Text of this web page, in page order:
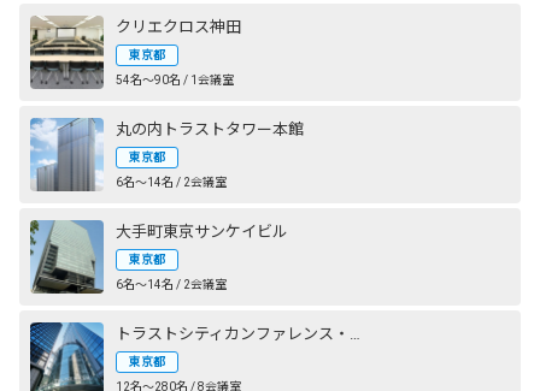
クリエクロス神田
東京都
54名〜90名 / 1会議室
丸の内トラストタワー本館
東京都
6名〜14名 / 2会議室
大手町東京サンケイビル
東京都
6名〜14名 / 2会議室
トラストシティカンファレンス・丸の内
東京都
12名〜280名 / 8会議室